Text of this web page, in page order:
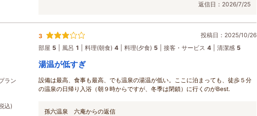
返信日：2026/7/25
ラン
込)
3
投稿日：2025/10/26
部屋 5 風呂 1 料理(朝食) 4 料理(夕食) 5 接客・サービス 4 清潔感 5
湯温が低すぎ
設備は最高、食事も最高、でも温泉の湯温が低い。ここに泊まっても、徒歩５分
の温泉の日帰り入浴（朝９時からですが、冬季は閉鎖）に行くのがBest.
孫六温泉 六庵からの返信